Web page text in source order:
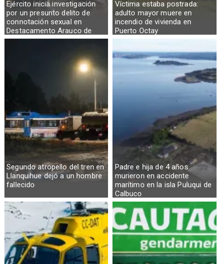
Ejército inicia investigación
por un presunto delito de
connotación sexual en
Destacamento Arauco de
Osorno
Víctima estaba postrada:
adulto mayor muere en
incendio de vivienda en
Puerto Octay
Segundo atropello del tren en
Llanquihue dejó a un hombre
fallecido
Padre e hija de 4 años
murieron en accidente
marítimo en la isla Puluqui de
Calbuco